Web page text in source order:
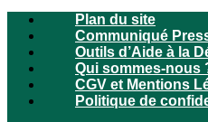
Plan du site
Communiqué
Outils d’Aide à la
Qui sommes-nous
CGV et Mentions
Politique de